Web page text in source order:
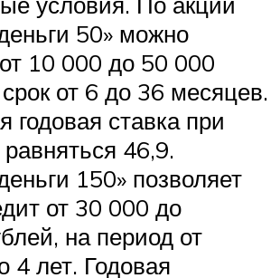
50» можно
10 000 до 50 000
от 6 до 36 месяцев.
годовая ставка при
46,9.
150» позволяет
от 30 000 до
на период от
4 лет. Годовая